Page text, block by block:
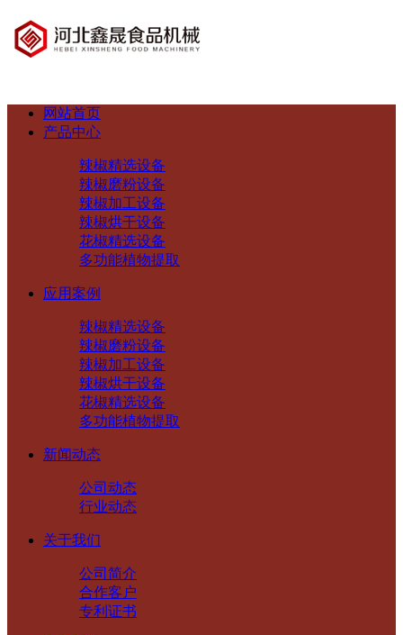
网站首页
产品中心
辣椒精选设备
辣椒磨粉设备
辣椒加工设备
辣椒烘干设备
花椒精选设备
多功能植物提取
应用案例
辣椒精选设备
辣椒磨粉设备
辣椒加工设备
辣椒烘干设备
花椒精选设备
多功能植物提取
新闻动态
公司动态
行业动态
关于我们
公司简介
合作客户
专利证书